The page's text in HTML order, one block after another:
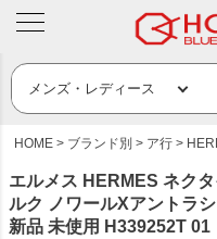
HOME ブランド別 ア行
エルメス HERMES ネク
ルク ノワールXアントラ
新品 未使用 H339252T